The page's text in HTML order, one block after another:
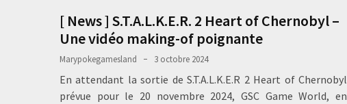
[ News ] S.T.A.L.K.E.R. 2 Heart of Chernobyl –
Une vidéo making-of poignante
Marypokegamesland 3 octobre 2024
En attendant la sortie de S.T.A.L.K.E.R 2 Heart of Chernobyl
prévue pour le 20 novembre 2024, GSC Game World, en